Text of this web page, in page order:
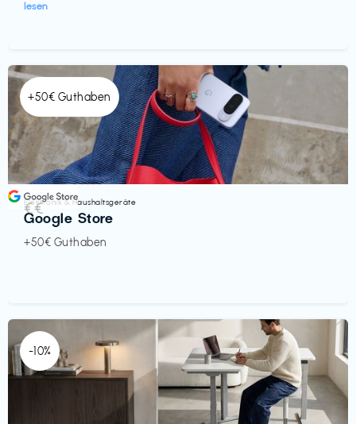
lesen
+50€ Guthaben
Elektronik & Haushaltsgeräte
Google Store
+50€ Guthaben
€€‎
-10%